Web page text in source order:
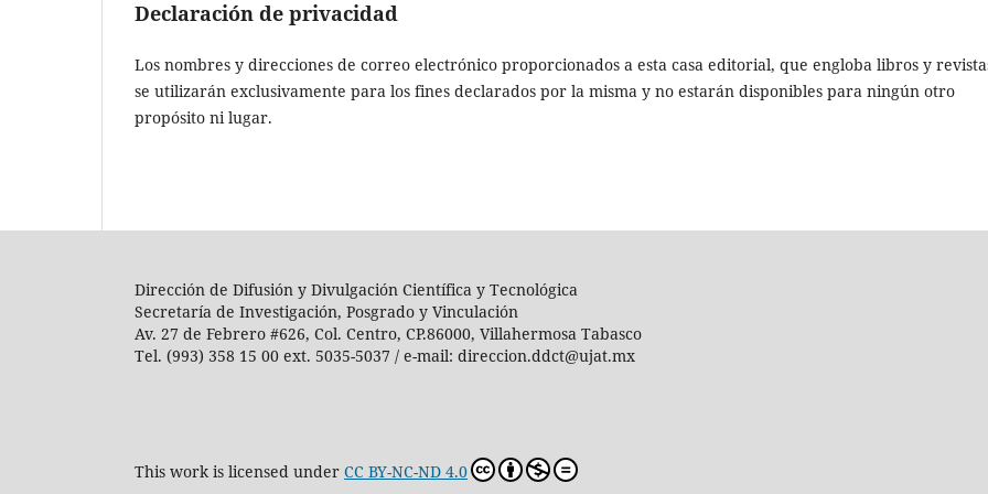
Declaración de privacidad
Los nombres y direcciones de correo electrónico proporcionados a esta casa editorial, que engloba libros y
se ​​utilizarán exclusivamente para los fines declarados por la misma y no estarán disponibles para ningún otro
propósito ni lugar.
Dirección de Difusión y Divulgación Científica y Tecnológica
Secretaría de Investigación, Posgrado y Vinculación
Av. 27 de Febrero #626, Col. Centro, CP.86000, Villahermosa Tabasco
Tel. (993) 358 15 00 ext. 5035-5037 / e-mail: direccion.ddct@ujat.mx
This work is licensed under CC BY-NC-ND 4.0